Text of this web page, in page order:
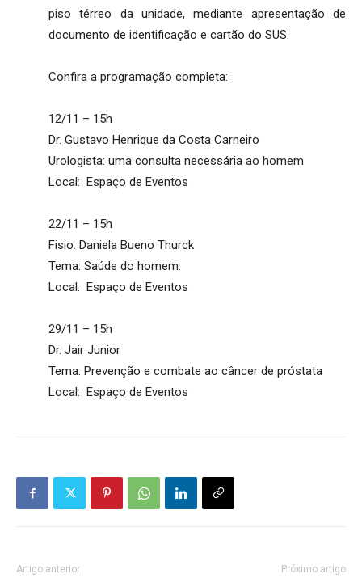
piso térreo da unidade, mediante apresentação de
documento de identificação e cartão do SUS.
Confira a programação completa:
12/11 – 15h
Dr. Gustavo Henrique da Costa Carneiro
Urologista: uma consulta necessária ao homem
Local: Espaço de Eventos
22/11 – 15h
Fisio. Daniela Bueno Thurck
Tema: Saúde do homem.
Local: Espaço de Eventos
29/11 – 15h
Dr. Jair Junior
Tema: Prevenção e combate ao câncer de próstata
Local: Espaço de Eventos
Artigo anterior Próximo artigo